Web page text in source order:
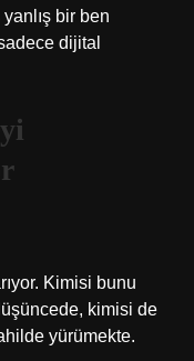
yanlış bir ben
dijital
Kimisi bunu
kimisi de
yürümekte.